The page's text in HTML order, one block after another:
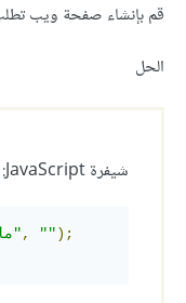
قم بإنشاء صفحة ويب
الحل
شيفرة JavaScript:
"ما اسمك؟", "");